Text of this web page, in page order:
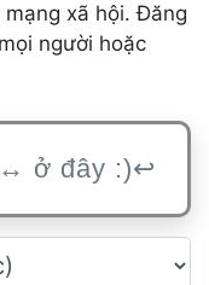
xã hội. Đăng
người hoặc